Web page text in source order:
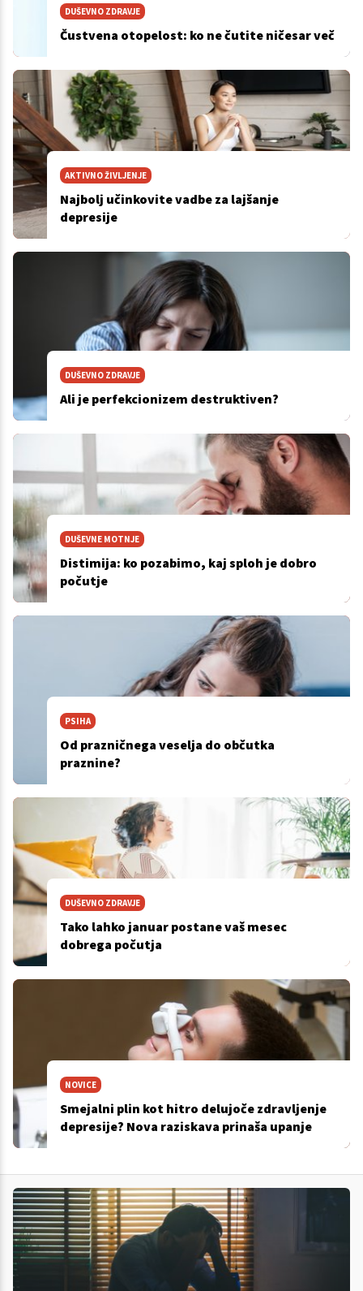
DUŠEVNO ZDRAVJE
Čustvena otopelost: ko ne čutite ničesar več
AKTIVNO ŽIVLJENJE
Najbolj učinkovite vadbe za lajšanje
depresije
DUŠEVNO ZDRAVJE
Ali je perfekcionizem destruktiven?
DUŠEVNE MOTNJE
Distimija: ko pozabimo, kaj sploh je dobro
počutje
PSIHA
Od prazničnega veselja do občutka
praznine?
DUŠEVNO ZDRAVJE
Tako lahko januar postane vaš mesec
dobrega počutja
NOVICE
Smejalni plin kot hitro delujoče zdravljenje
depresije? Nova raziskava prinaša upanje